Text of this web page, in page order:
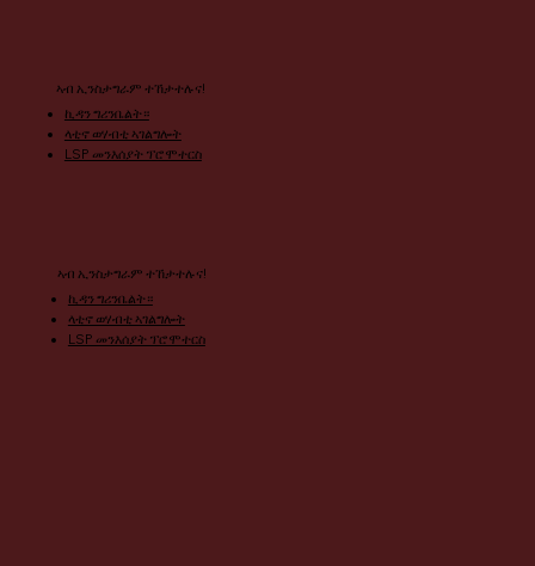
ኣብ ኢንስታግራም ተኸታተሉና!
ኪዳን ግሪንቤልት።
ላቲኖ ወሃብቲ ኣገልግሎት
LSP መንእሰያት ፕሮሞተርስ
ኣብ ኢንስታግራም ተኸታተሉና!
ኪዳን ግሪንቤልት።
ላቲኖ ወሃብቲ ኣገልግሎት
LSP መንእሰያት ፕሮሞተርስ